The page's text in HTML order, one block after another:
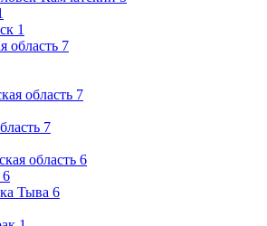
1
область 7
область 7
7
область 6
6
Тыва 6